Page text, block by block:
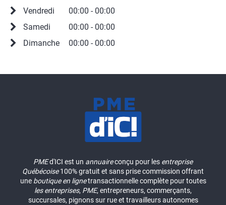
Vendredi
00:00 - 00:00
Samedi
00:00 - 00:00
Dimanche
00:00 - 00:00
PMEd'ICI est un annuaireconçu pour les entreprise
Québécoise100% gratuit et sans prise commission offrant
une boutique en lignetransactionnelle complète pour toutes
les entreprises, PME, entrepreneurs, commerçants,
succursales, pignons sur rue et travailleurs autonomes